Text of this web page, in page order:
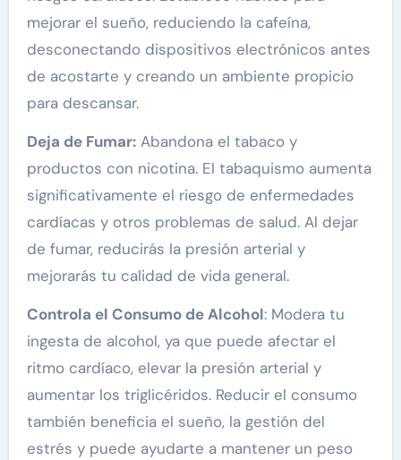
mejorar el sueño, reduciendo la cafeína,
desconectando dispositivos electrónicos antes
de acostarte y creando un ambiente propicio
para descansar.
Deja de Fumar:Abandona el tabaco y
productos con nicotina. El tabaquismo aumenta
significativamente el riesgo de enfermedades
cardíacas y otros problemas de salud. Al dejar
de fumar, reducirás la presión arterial y
mejorarás tu calidad de vida general.
Controla el Consumo de Alcohol: Modera tu
ingesta de alcohol, ya que puede afectar el
ritmo cardíaco, elevar la presión arterial y
aumentar los triglicéridos. Reducir el consumo
también beneficia el sueño, la gestión del
estrés y puede ayudarte a mantener un peso